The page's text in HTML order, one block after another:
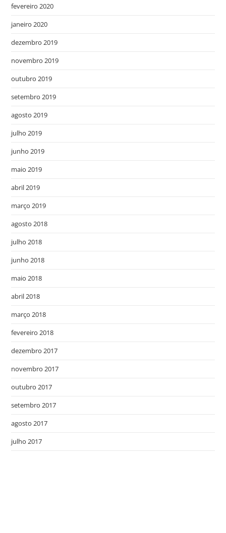
fevereiro 2020
janeiro 2020
dezembro 2019
novembro 2019
outubro 2019
setembro 2019
agosto 2019
julho 2019
junho 2019
maio 2019
abril 2019
março 2019
agosto 2018
julho 2018
junho 2018
maio 2018
abril 2018
março 2018
fevereiro 2018
dezembro 2017
novembro 2017
outubro 2017
setembro 2017
agosto 2017
julho 2017